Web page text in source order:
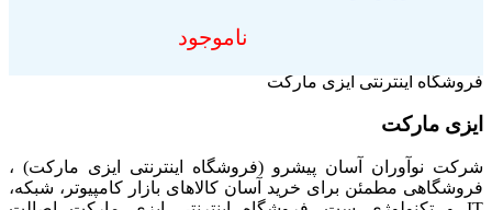
ناموجود
فروشگاه اینترنتی ایزی مارکت
ایزی مارکت
شرکت نوآوران آسان پیشرو (فروشگاه اینترنتی ایزی مارکت) ،
فروشگاهی مطمئن برای خرید آسان کالاهای بازار کامپیوتر، شبکه،